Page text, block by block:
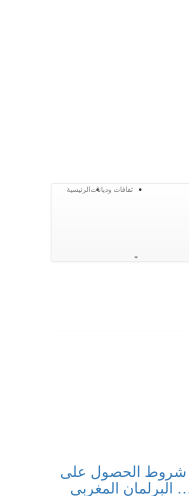
الرئيسيةثقافات وديانات
شروط الحصول على
البرلمان المغربي